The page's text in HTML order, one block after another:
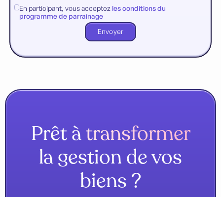
En participant, vous acceptez les conditions du
programme de parrainage
Prêt àtransformer
la gestion de vos
biens ?